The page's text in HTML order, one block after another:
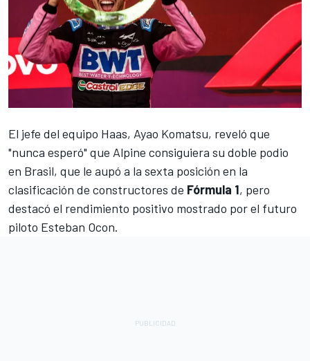
El jefe del equipo Haas, Ayao Komatsu, reveló que
"nunca esperó" que Alpine consiguiera su doble podio
en Brasil, que le aupó a la sexta posición en la
clasificación de constructores de Fórmula 1, pero
destacó el rendimiento positivo mostrado por el futuro
piloto Esteban Ocon.